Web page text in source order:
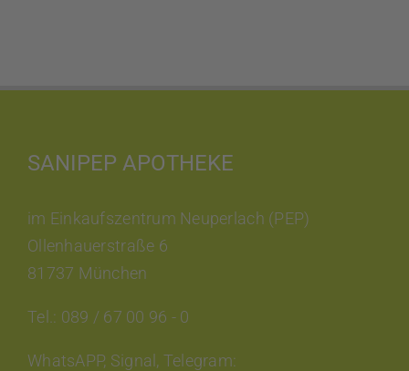
SANIPEP APOTHEKE
im Einkaufszentrum Neuperlach (PEP)
Ollenhauerstraße 6
81737 München
Tel.: 089 / 67 00 96 - 0
WhatsAPP, Signal, Telegram: